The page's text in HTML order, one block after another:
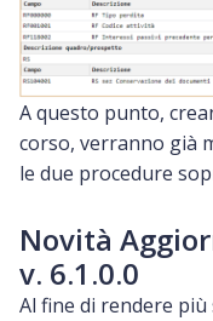
A questo punto,
corso, verranno già
le due procedure
Novità
v. 6.1.0.0
Al fine di rendere